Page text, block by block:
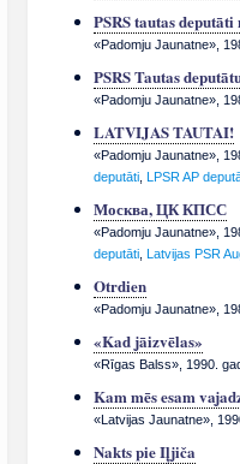
PSRS tautas
«Padomju Jaunatne»,
PSRS Tautas
«Padomju Jaunatne»,
LATVIJAS TAUTAI!
«Padomju Jaunatne»,
deputāti, LPSR AP
Москва, ЦК КПСС
«Padomju Jaunatne»,
deputāti, Latvijas PSR
Otrdien
«Padomju Jaunatne»,
«Kad jāizvēlas»
«Rīgas Balss», 1990.
Kam mēs esam
«Latvijas Jaunatne»,
Nakts pie Iļjiča